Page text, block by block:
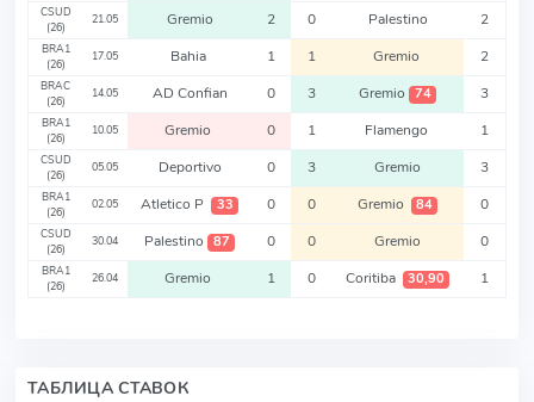
CSUD
(26)
21.05 Gremio 2 0 Palestino 2
BRA1
(26)
17.05 Bahia 1 1 Gremio 2
BRAC
(26)
14.05 AD Confian 0 3 Gremio 74 3
BRA1
(26)
10.05 Gremio 0 1 Flamengo 1
CSUD
(26)
05.05 Deportivo 0 3 Gremio 3
BRA1
(26)
02.05 Atletico P 33 0 0 Gremio 84 0
CSUD
(26)
30.04 Palestino 87 0 0 Gremio 0
BRA1
(26)
26.04 Gremio 1 0 Coritiba 30,90 1
ТАБЛИЦА СТАВОК